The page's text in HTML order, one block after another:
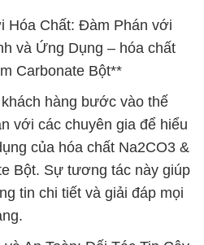
Hóa Chất: Đàm Phán với
và Ứng Dụng – hóa chất
Carbonate Bột**
hàng bước vào thế
với các chuyên gia để hiểu
của hóa chất Na2CO3 &
Bột. Sự tương tác này giúp
tin chi tiết và giải đáp mọi